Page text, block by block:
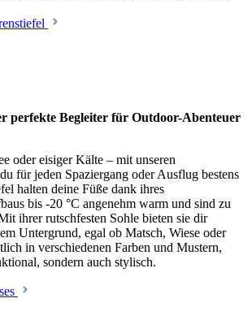
perfekte Begleiter für Outdoor-Abenteuer
oder eisiger Kälte – mit unseren
für jeden Spaziergang oder Ausflug bestens
halten deine Füße dank ihres
bis -20 °C angenehm warm und sind zu
ihrer rutschfesten Sohle bieten sie dir
Untergrund, egal ob Matsch, Wiese oder
in verschiedenen Farben und Mustern,
sondern auch stylisch.